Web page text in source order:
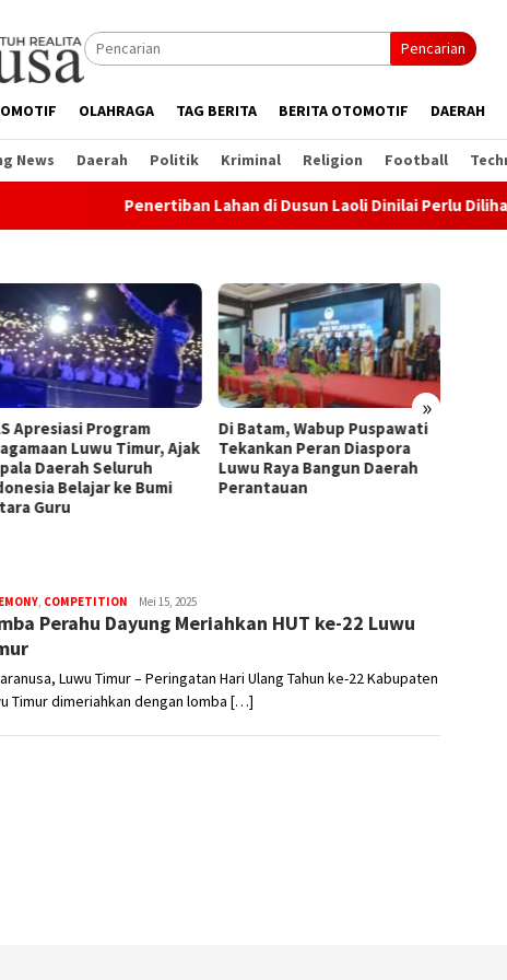
Pencarian
OLAHRAGA TAG BERITA BERITA OTOMOTIF DAERAH
News Daerah Politik Kriminal Religion Football
Penertiban Lahan di Dusun Laoli Dinilai Perlu Dilihat
»
Apresiasi Program
Luwu Timur, Ajak
Daerah Seluruh
Belajar ke Bumi
Guru
Di Batam, Wabup Puspawati
Tekankan Peran Diaspora
Luwu Raya Bangun Daerah
Perantauan
, COMPETITION aksara
nusa
Mei 15, 2025
Perahu Dayung Meriahkan HUT ke-22 Luwu
Luwu Timur – Peringatan Hari Ulang Tahun ke-22 Kabupaten
Timur dimeriahkan dengan lomba […]